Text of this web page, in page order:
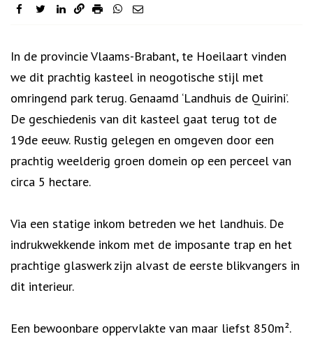
facebook
twitterlinkedin
Omschrijving
In de provincie Vlaams-Brabant, te Hoeilaart vinden
we dit prachtig kasteel in neogotische stijl met
omringend park terug. Genaamd ‘Landhuis de Quirini’.
De geschiedenis van dit kasteel gaat terug tot de
19de eeuw. Rustig gelegen en omgeven door een
prachtig weelderig groen domein op een perceel van
circa 5 hectare.
Via een statige inkom betreden we het landhuis. De
indrukwekkende inkom met de imposante trap en het
prachtige glaswerk zijn alvast de eerste blikvangers in
dit interieur.
Een bewoonbare oppervlakte van maar liefst 850m².